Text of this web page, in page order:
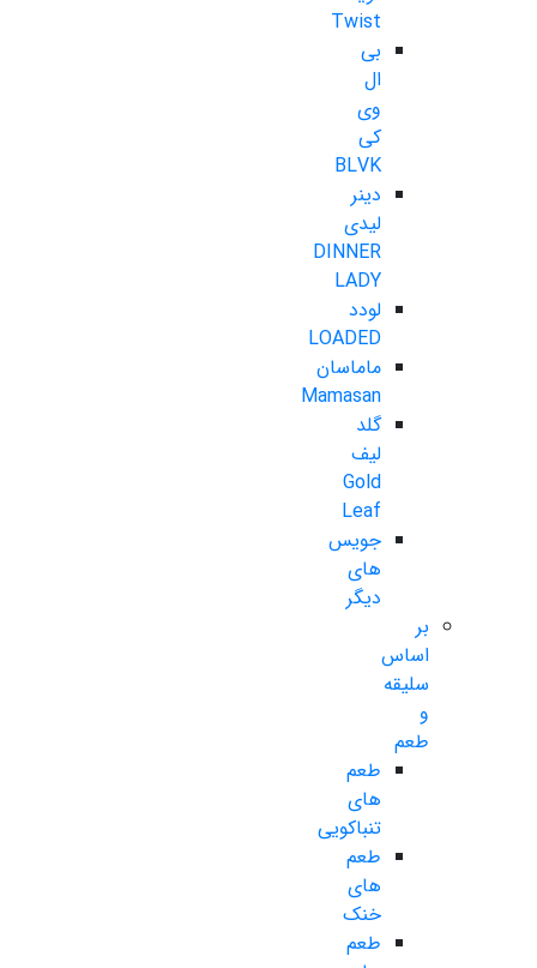
Twist
بی
ال
وی
کی
BLVK
دینر
لیدی
DINNER
LADY
لودد
LOADED
ماماسان
Mamasan
گلد
لیف
Gold
Leaf
جویس
های
دیگر
بر
اساس
سلیقه
و
طعم
طعم
های
تنباکویی
طعم
های
خنک
طعم